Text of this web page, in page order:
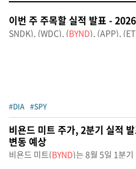
이번 주 주목할 실적 발표 -
SNDK), (WDC), (BYND), (APP),
#DIA #SPY
비욘드 미트 주가, 2분기 실적
변동 예상
비욘드 미트(BYND)는 8월 5일 1분기